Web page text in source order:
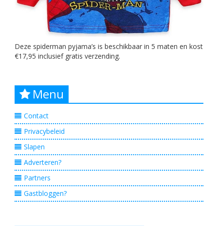
Deze spiderman pyjama’s is beschikbaar in 5 maten en kost
€17,95 inclusief gratis verzending.
Menu
Contact
Privacybeleid
Slapen
Adverteren?
Partners
Gastbloggen?